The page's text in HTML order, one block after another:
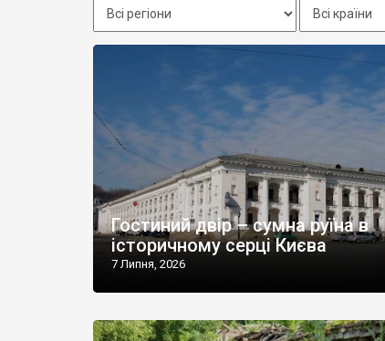
Гостиний двір – сумна руїна в
історичному серці Києва
7 Липня, 2026